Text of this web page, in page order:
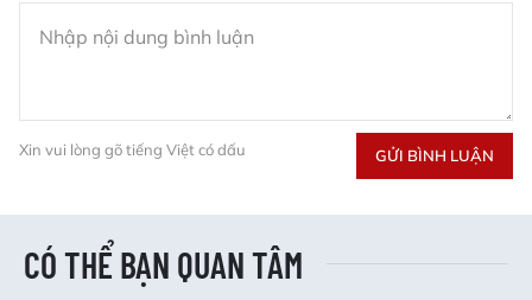
Xin vui lòng gõ tiếng Việt có dấu GỬI BÌNH LUẬN
CÓ THỂ BẠN QUAN TÂM